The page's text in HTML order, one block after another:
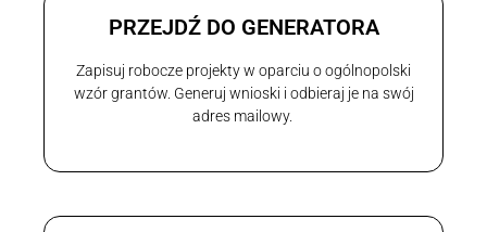
PRZEJDŹ DO GENERATORA
Zapisuj robocze projekty w oparciu o ogólnopolski
wzór grantów. Generuj wnioski i odbieraj je na swój
adres mailowy.